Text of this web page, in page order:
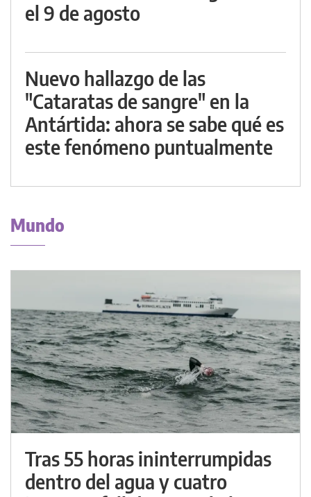
el 9 de agosto
Nuevo hallazgo de las
"Cataratas de sangre" en la
Antártida: ahora se sabe qué es
este fenómeno puntualmente
Mundo
Tras 55 horas ininterrumpidas
dentro del agua y cuatro